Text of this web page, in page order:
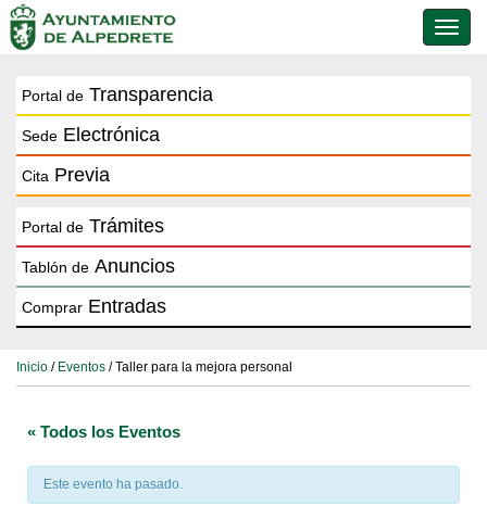
de
Portal de Transparencia
Sede Electrónica
Cita Previa
Portal de Trámites
Tablón de Anuncios
Comprar Entradas
Inicio / Eventos / Taller para la mejora personal
« Todos los Eventos
Este evento ha pasado.